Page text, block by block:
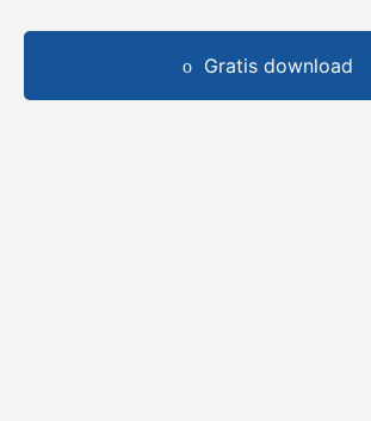
Gratis download